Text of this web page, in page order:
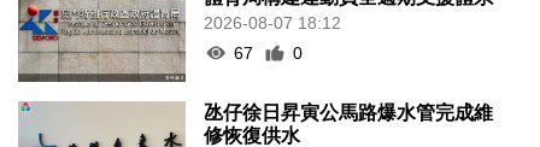
2026-08-07 18:12
67
0
氹仔徐日昇寅公馬路爆水管完成維
修恢復供水